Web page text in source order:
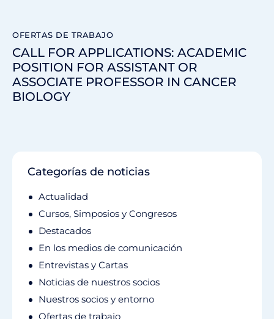
OFERTAS DE TRABAJO
CALL FOR APPLICATIONS: ACADEMIC
POSITION FOR ASSISTANT OR
ASSOCIATE PROFESSOR IN CANCER
BIOLOGY
Categorías de noticias
Actualidad
Cursos, Simposios y Congresos
Destacados
En los medios de comunicación
Entrevistas y Cartas
Noticias de nuestros socios
Nuestros socios y entorno
Ofertas de trabajo